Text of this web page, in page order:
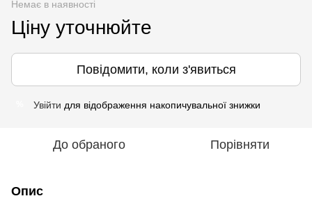
Немає в наявності
Ціну уточнюйте
Повідомити, коли з'явиться
Увійти для відображення накопичувальної знижки
До обраного Порівняти
Опис